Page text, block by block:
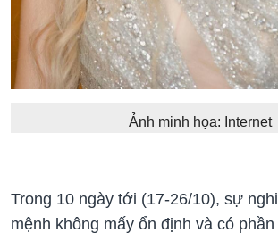
Ảnh minh họa: Internet
Trong 10 ngày tới (17-26/10), sự
mệnh không mấy ổn định và có